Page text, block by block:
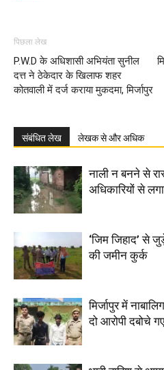
पिछला लेख
P.W.D के अधिशासी अभियंता सुनील
दत्त ने ठेकेदार के खिलाफ शहर
कोतवाली में दर्ज कराया मुकदमा, मिर्जापुर
संबंधित लेख लेखक से और अधिक
नाली न बनने से
अधिकारियों से
‘जिम जिहाद’ से
की जमीन कुर्क
मिर्जापुर में
दो आरोपी दबोचे गए